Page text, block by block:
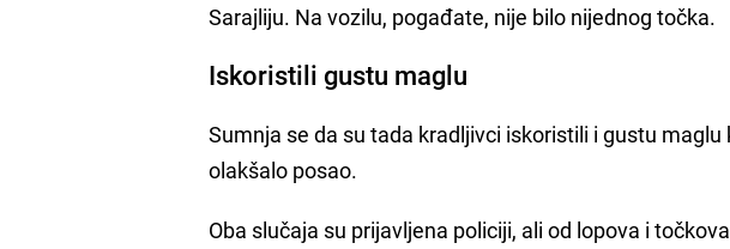
Sarajliju. Na vozilu, pogađate, nije bilo nijednog točka.
Iskoristili gustu maglu
Sumnja se da su tada kradljivci iskoristili i gustu
olakšalo posao.
Oba slučaja su prijavljena policiji, ali od lopova i